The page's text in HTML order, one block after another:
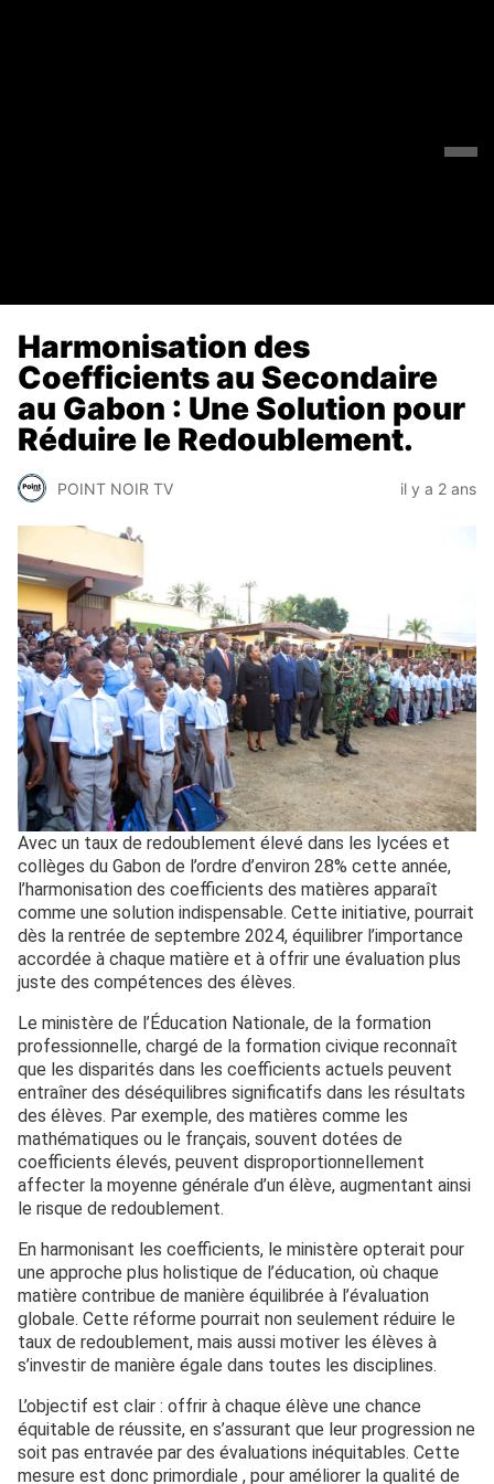
Harmonisation des
Coefficients au Secondaire
au Gabon : Une Solution pour
Réduire le Redoublement.
POINT NOIR TV il y a 2 ans
Avec un taux de redoublement élevé dans les lycées et
collèges du Gabon de l’ordre d’environ 28% cette année,
l’harmonisation des coefficients des matières apparaît
comme une solution indispensable. Cette initiative, pourrait
dès la rentrée de septembre 2024, équilibrer l’importance
accordée à chaque matière et à offrir une évaluation plus
juste des compétences des élèves.
Le ministère de l’Éducation Nationale, de la formation
professionnelle, chargé de la formation civique reconnaît
que les disparités dans les coefficients actuels peuvent
entraîner des déséquilibres significatifs dans les résultats
des élèves. Par exemple, des matières comme les
mathématiques ou le français, souvent dotées de
coefficients élevés, peuvent disproportionnellement
affecter la moyenne générale d’un élève, augmentant ainsi
le risque de redoublement.
En harmonisant les coefficients, le ministère opterait pour
une approche plus holistique de l’éducation, où chaque
matière contribue de manière équilibrée à l’évaluation
globale. Cette réforme pourrait non seulement réduire le
taux de redoublement, mais aussi motiver les élèves à
s’investir de manière égale dans toutes les disciplines.
L’objectif est clair : offrir à chaque élève une chance
équitable de réussite, en s’assurant que leur progression ne
soit pas entravée par des évaluations inéquitables. Cette
mesure est donc primordiale , pour améliorer la qualité de